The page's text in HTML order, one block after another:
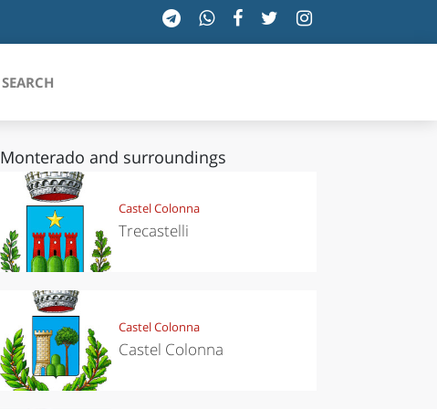
SICILIA
TOSCANA
TRENTINO-ALTO ADIGE
UMBRIA
VALLE D'AOSTA
VENETO
SEARCH
Monterado and surroundings
Castel Colonna
Trecastelli
Castel Colonna
Castel Colonna